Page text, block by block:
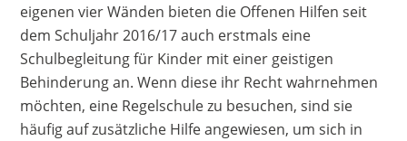
eigenen vier Wänden bieten die Offenen Hilfen seit
dem Schuljahr 2016/17 auch erstmals eine
Schulbegleitung für Kinder mit einer geistigen
Behinderung an. Wenn diese ihr Recht wahrnehmen
möchten, eine Regelschule zu besuchen, sind sie
häufig auf zusätzliche Hilfe angewiesen, um sich in